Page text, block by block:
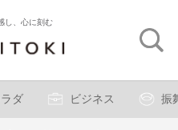
し、心に刻む
ダ ビジネス 振